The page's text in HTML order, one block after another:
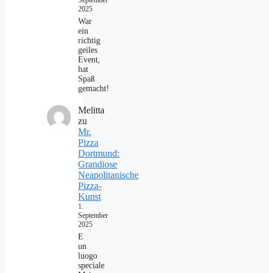
2025
War
ein
richtig
geiles
Event,
hat
Spaß
gemacht!
Melitta
zu
Mr.
Pizza
Dortmund:
Grandiose
Neapolitanische
Pizza-
Kunst
1.
September
2025
E
un
luogo
speciale